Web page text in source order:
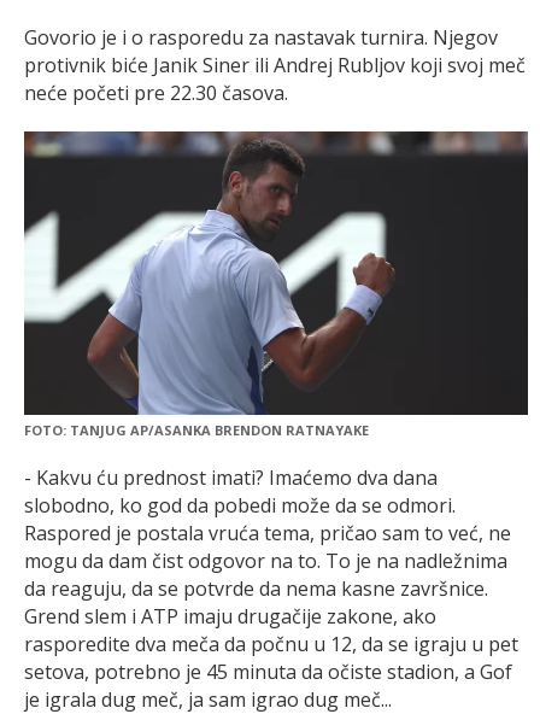
Govorio je i o rasporedu za nastavak turnira. Njegov
protivnik biće Janik Siner ili Andrej Rubljov koji svoj meč
neće početi pre 22.30 časova.
FOTO: TANJUG AP/ASANKA BRENDON RATNAYAKE
- Kakvu ću prednost imati? Imaćemo dva dana
slobodno, ko god da pobedi može da se odmori.
Raspored je postala vruća tema, pričao sam to već, ne
mogu da dam čist odgovor na to. To je na nadležnima
da reaguju, da se potvrde da nema kasne završnice.
Grend slem i ATP imaju drugačije zakone, ako
rasporedite dva meča da počnu u 12, da se igraju u pet
setova, potrebno je 45 minuta da očiste stadion, a Gof
je igrala dug meč, ja sam igrao dug meč...